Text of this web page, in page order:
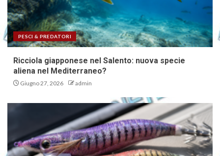
PESCI & PREDATORI
Ricciola giapponese nel Salento: nuova specie
aliena nel Mediterraneo?
Giugno 27, 2026 admin